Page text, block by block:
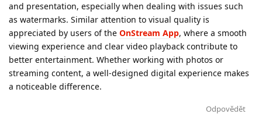
and presentation, especially when dealing with issues such
as watermarks. Similar attention to visual quality is
appreciated by users of the OnStream App, where a smooth
viewing experience and clear video playback contribute to
better entertainment. Whether working with photos or
streaming content, a well-designed digital experience makes
a noticeable difference.
Odpovědět